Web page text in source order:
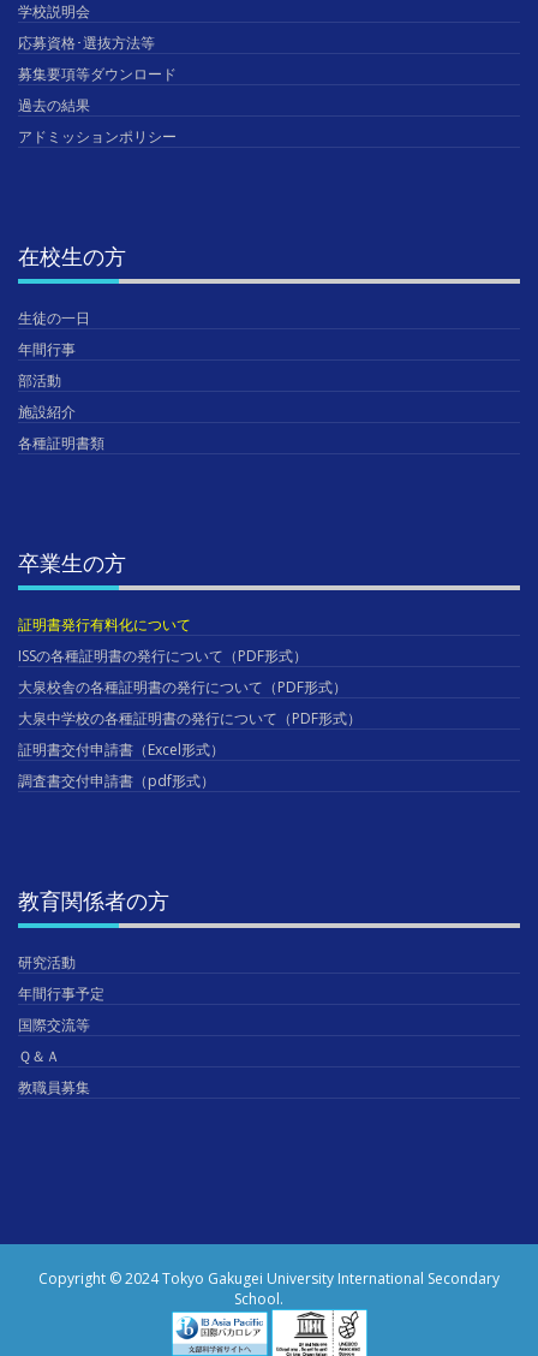
学校説明会
応募資格･選抜方法等
募集要項等ダウンロード
過去の結果
アドミッションポリシー
在校生の方
生徒の一日
年間行事
部活動
施設紹介
各種証明書類
卒業生の方
証明書発行有料化について
ISSの各種証明書の発行について（PDF形式）
大泉校舎の各種証明書の発行について（PDF形式）
大泉中学校の各種証明書の発行について（PDF形式）
証明書交付申請書（Excel形式）
調査書交付申請書（pdf形式）
教育関係者の方
研究活動
年間行事予定
国際交流等
Ｑ＆Ａ
教職員募集
Copyright © 2024 Tokyo Gakugei University International Secondary
School.